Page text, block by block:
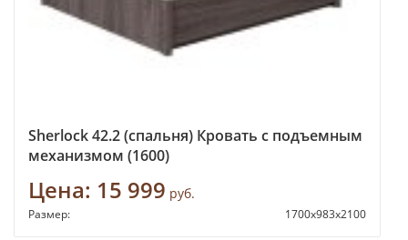
Sherlock 42.2 (спальня) Кровать с подъемным
механизмом (1600)
Цена: 15 999 руб.
Размер: 1700х983х2100